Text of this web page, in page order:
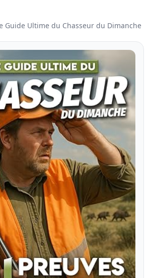
Guide Ultime du Chasseur du Dimanche